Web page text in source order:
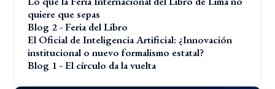
quiere que sepas
Blog 2 - Feria del Libro
El Oficial de Inteligencia Artificial: ¿Innovación
institucional o nuevo formalismo estatal?
Blog 1 - El círculo da la vuelta